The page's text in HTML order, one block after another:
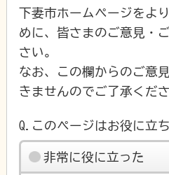
下妻市ホームページをよ
めに、皆さまのご意見・
さい。
なお、この欄からのご意
きませんのでご了承くださ
Q.このページはお役に立
非常に役に立った